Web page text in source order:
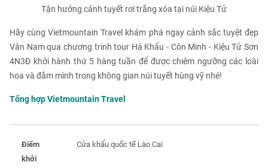
Tận hưởng cảnh tuyết rơi trắng xóa tại núi Kiệu Tử
Hãy cùng Vietmountain Travel khám phá ngay cảnh sắc tuyệt đẹp
Vân Nam qua chương trinh tour Hà Khẩu - Côn Minh - Kiệu Tử Sơn
4N3Đ khởi hành thứ 5 hàng tuần để được chiêm ngưỡng các loài
hoa và đắm mình trong không gian núi tuyết hùng vỹ nhé!
Tổng hợp Vietmountain Travel
Điểm
khởi
Cửa khẩu quốc tế Lào Cai